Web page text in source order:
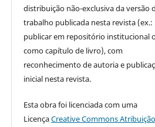
distribuição não-exclusiva da versão
trabalho publicada nesta revista (ex.:
publicar em repositório institucional
como capítulo de livro), com
reconhecimento de autoria e
inicial nesta revista.
Esta obra foi licenciada com uma
LicençaCreative Commons